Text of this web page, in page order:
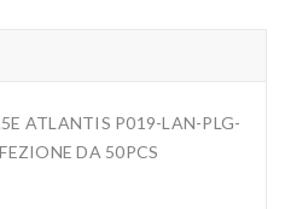
ATLANTIS P019-LAN-PLG-
DA 50PCS